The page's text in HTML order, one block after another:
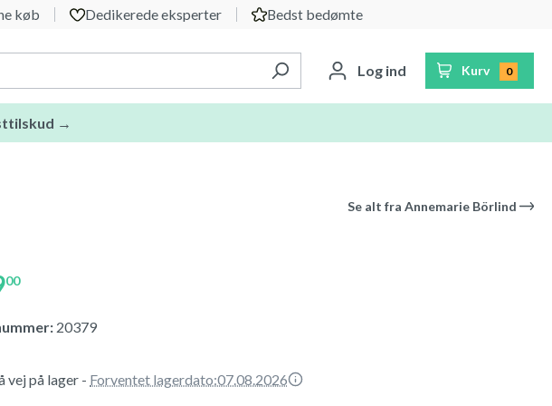
køb Dedikerede eksperter Bedst bedømte
Log ind Kurv 0
→
Se alt fra Annemarie Börlind
00
20379
vej på lager - Forventet lagerdato:07.08.2026